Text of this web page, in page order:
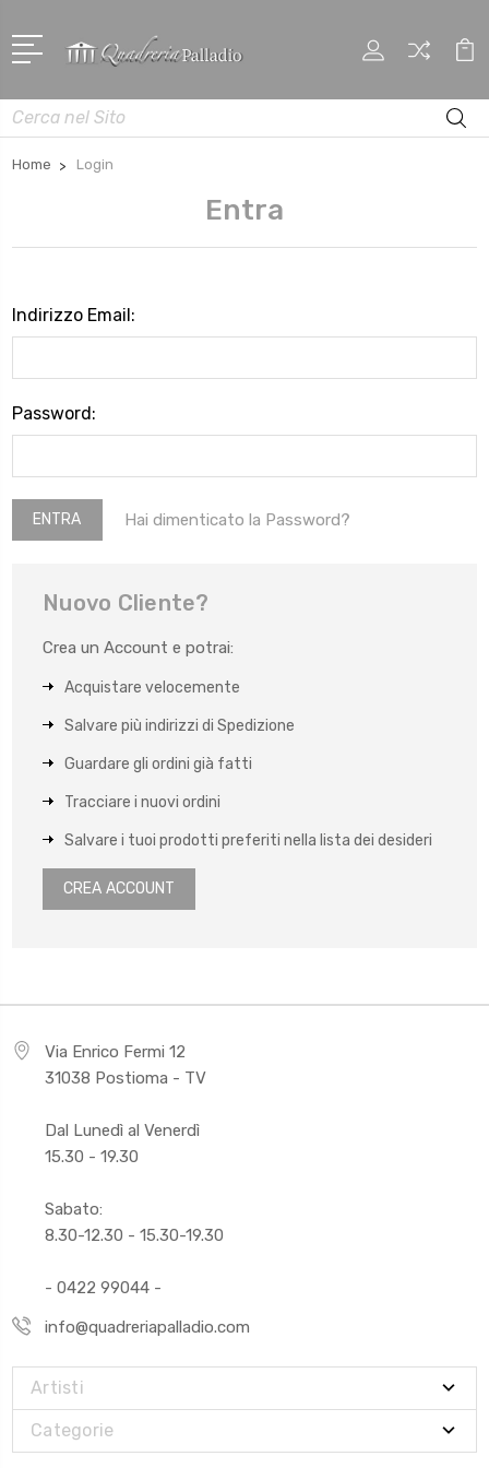
Cerca
Home Login
Entra
Indirizzo Email:
Password:
Hai dimenticato la Password?
Nuovo Cliente?
Crea un Account e potrai:
Acquistare velocemente
Salvare più indirizzi di Spedizione
Guardare gli ordini già fatti
Tracciare i nuovi ordini
Salvare i tuoi prodotti preferiti nella lista dei desideri
CREA ACCOUNT
Via Enrico Fermi 12
31038 Postioma - TV
Dal Lunedì al Venerdì
15.30 - 19.30
Sabato:
8.30-12.30 - 15.30-19.30
- 0422 99044 -
info@quadreriapalladio.com
Artisti
Categorie